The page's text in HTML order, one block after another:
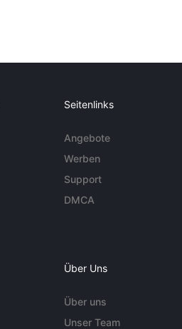
Seitenlinks
Angebote
Werben
Support
DMCA
Über Uns
Über uns
Unser Team